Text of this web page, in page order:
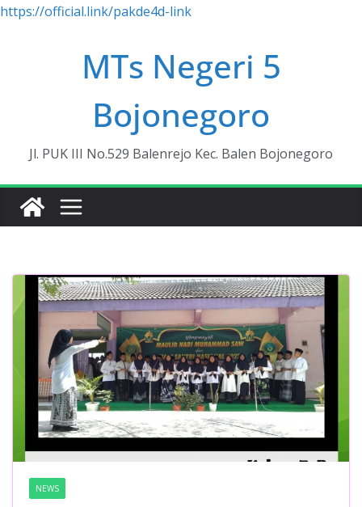
https://official.link/pakde4d-link
MTs Negeri 5
Bojonegoro
Jl. PUK III No.529 Balenrejo Kec. Balen Bojonegoro
NEWS